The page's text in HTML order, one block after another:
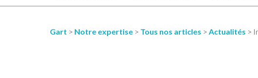
Gart > Notre expertise > Tous nos articles > Actualités >